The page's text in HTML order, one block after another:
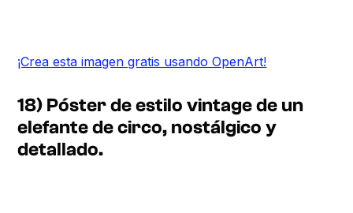
¡Crea esta imagen gratis usando OpenArt!
18) Póster de estilo vintage de un
elefante de circo, nostálgico y
detallado.